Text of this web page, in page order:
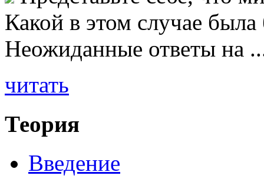
Какой в этом случае
Неожиданные ответы на
читать
Теория
Введение